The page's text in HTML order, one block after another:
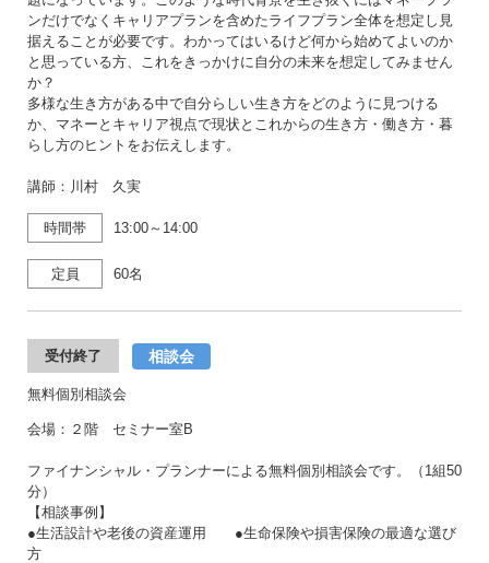
ンだけでなくキャリアプランを含めたライフプラン全体を想定し見
据えることが必要です。わかってはいるけど何から始めてよいのか
と思っている方、これをきっかけに自分の未来を想定してみません
か？
多様な生き方がある中で自分らしい生き方をどのように見つける
か、マネーとキャリア視点で現状とこれからの生き方・働き方・暮
らし方のヒントをお伝えします。
講師：川村 久実
時間帯 13:00～14:00
定員 60名
受付終了 相談会
無料個別相談会
会場：２階 セミナー室B
ファイナンシャル・プランナーによる無料個別相談会です。（1組50
分）
【相談事例】
●生活設計や老後の資産運用 ●生命保険や損害保険の最適な選び
方